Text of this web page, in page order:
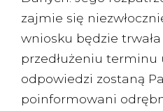
zajmie się
wniosku będzie
przedłużeniu terminu
odpowiedzi zostaną
poinformowani